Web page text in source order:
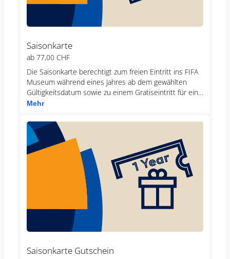
Saisonkarte
ab 77,00 CHF
Die Saisonkarte berechtigt zum freien Eintritt ins FIFA
Museum während eines Jahres ab dem gewählten
Gültigkeitsdatum sowie zu einem Gratiseintritt für ein
Kind (7–15 Jahre) bei jedem Besuch. Zudem erhalten
der Karte 10 % Rabatt im Museumsshop. Die
Saisonkarte ist persönlich, die Registrierung ist
obligatorisch Achtung: Saisonkarten sind nicht
übertragbar.
Mehr
Saisonkarte Gutschein